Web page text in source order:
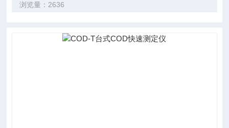
浏览量：2636